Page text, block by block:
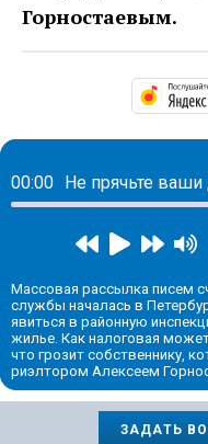
Горностаевым.
00:00
Массовая рассылка писем
службы началась в
явиться в районную
жилье. Как налоговая
что грозит собственнику,
риэлтором Алексеем
ЗАДАТЬ